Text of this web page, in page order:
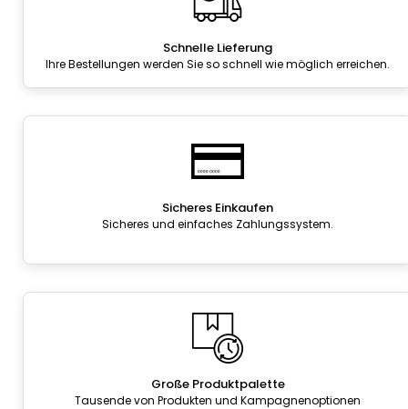
Schnelle Lieferung
Ihre Bestellungen werden Sie so schnell wie möglich erreichen.
Sicheres Einkaufen
Sicheres und einfaches Zahlungssystem.
Große Produktpalette
Tausende von Produkten und Kampagnenoptionen